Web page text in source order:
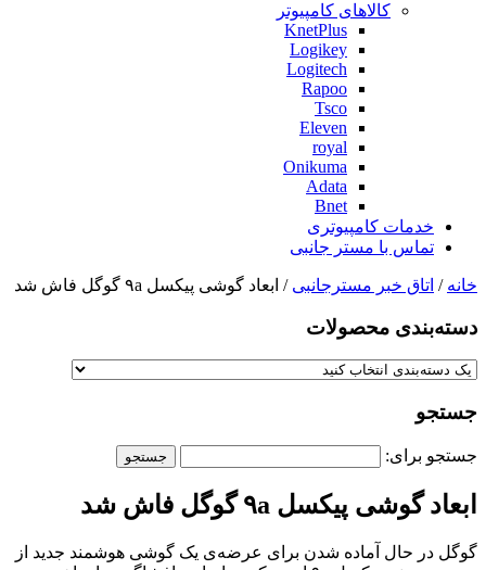
کالاهای کامپیوتر
KnetPlus
Logikey
Logitech
Rapoo
Tsco
Eleven
royal
Onikuma
Adata
Bnet
خدمات کامپیوتری
تماس با مستر جانبی
خانه / اتاق خبر مسترجانبی / ابعاد گوشی پیکسل ۹a گوگل فاش شد
دسته‌بندی‌ محصولات
جستجو
جستجو برای:
ابعاد گوشی پیکسل ۹a گوگل فاش شد
گوگل در حال آماده‌ شدن برای عرضه‌ی یک گوشی هوشمند جدید از